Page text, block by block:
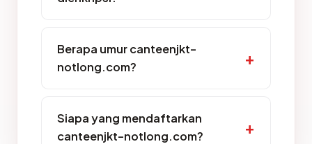
Berapa umur canteenjkt-
notlong.com?
Siapa yang mendaftarkan
canteenjkt-notlong.com?